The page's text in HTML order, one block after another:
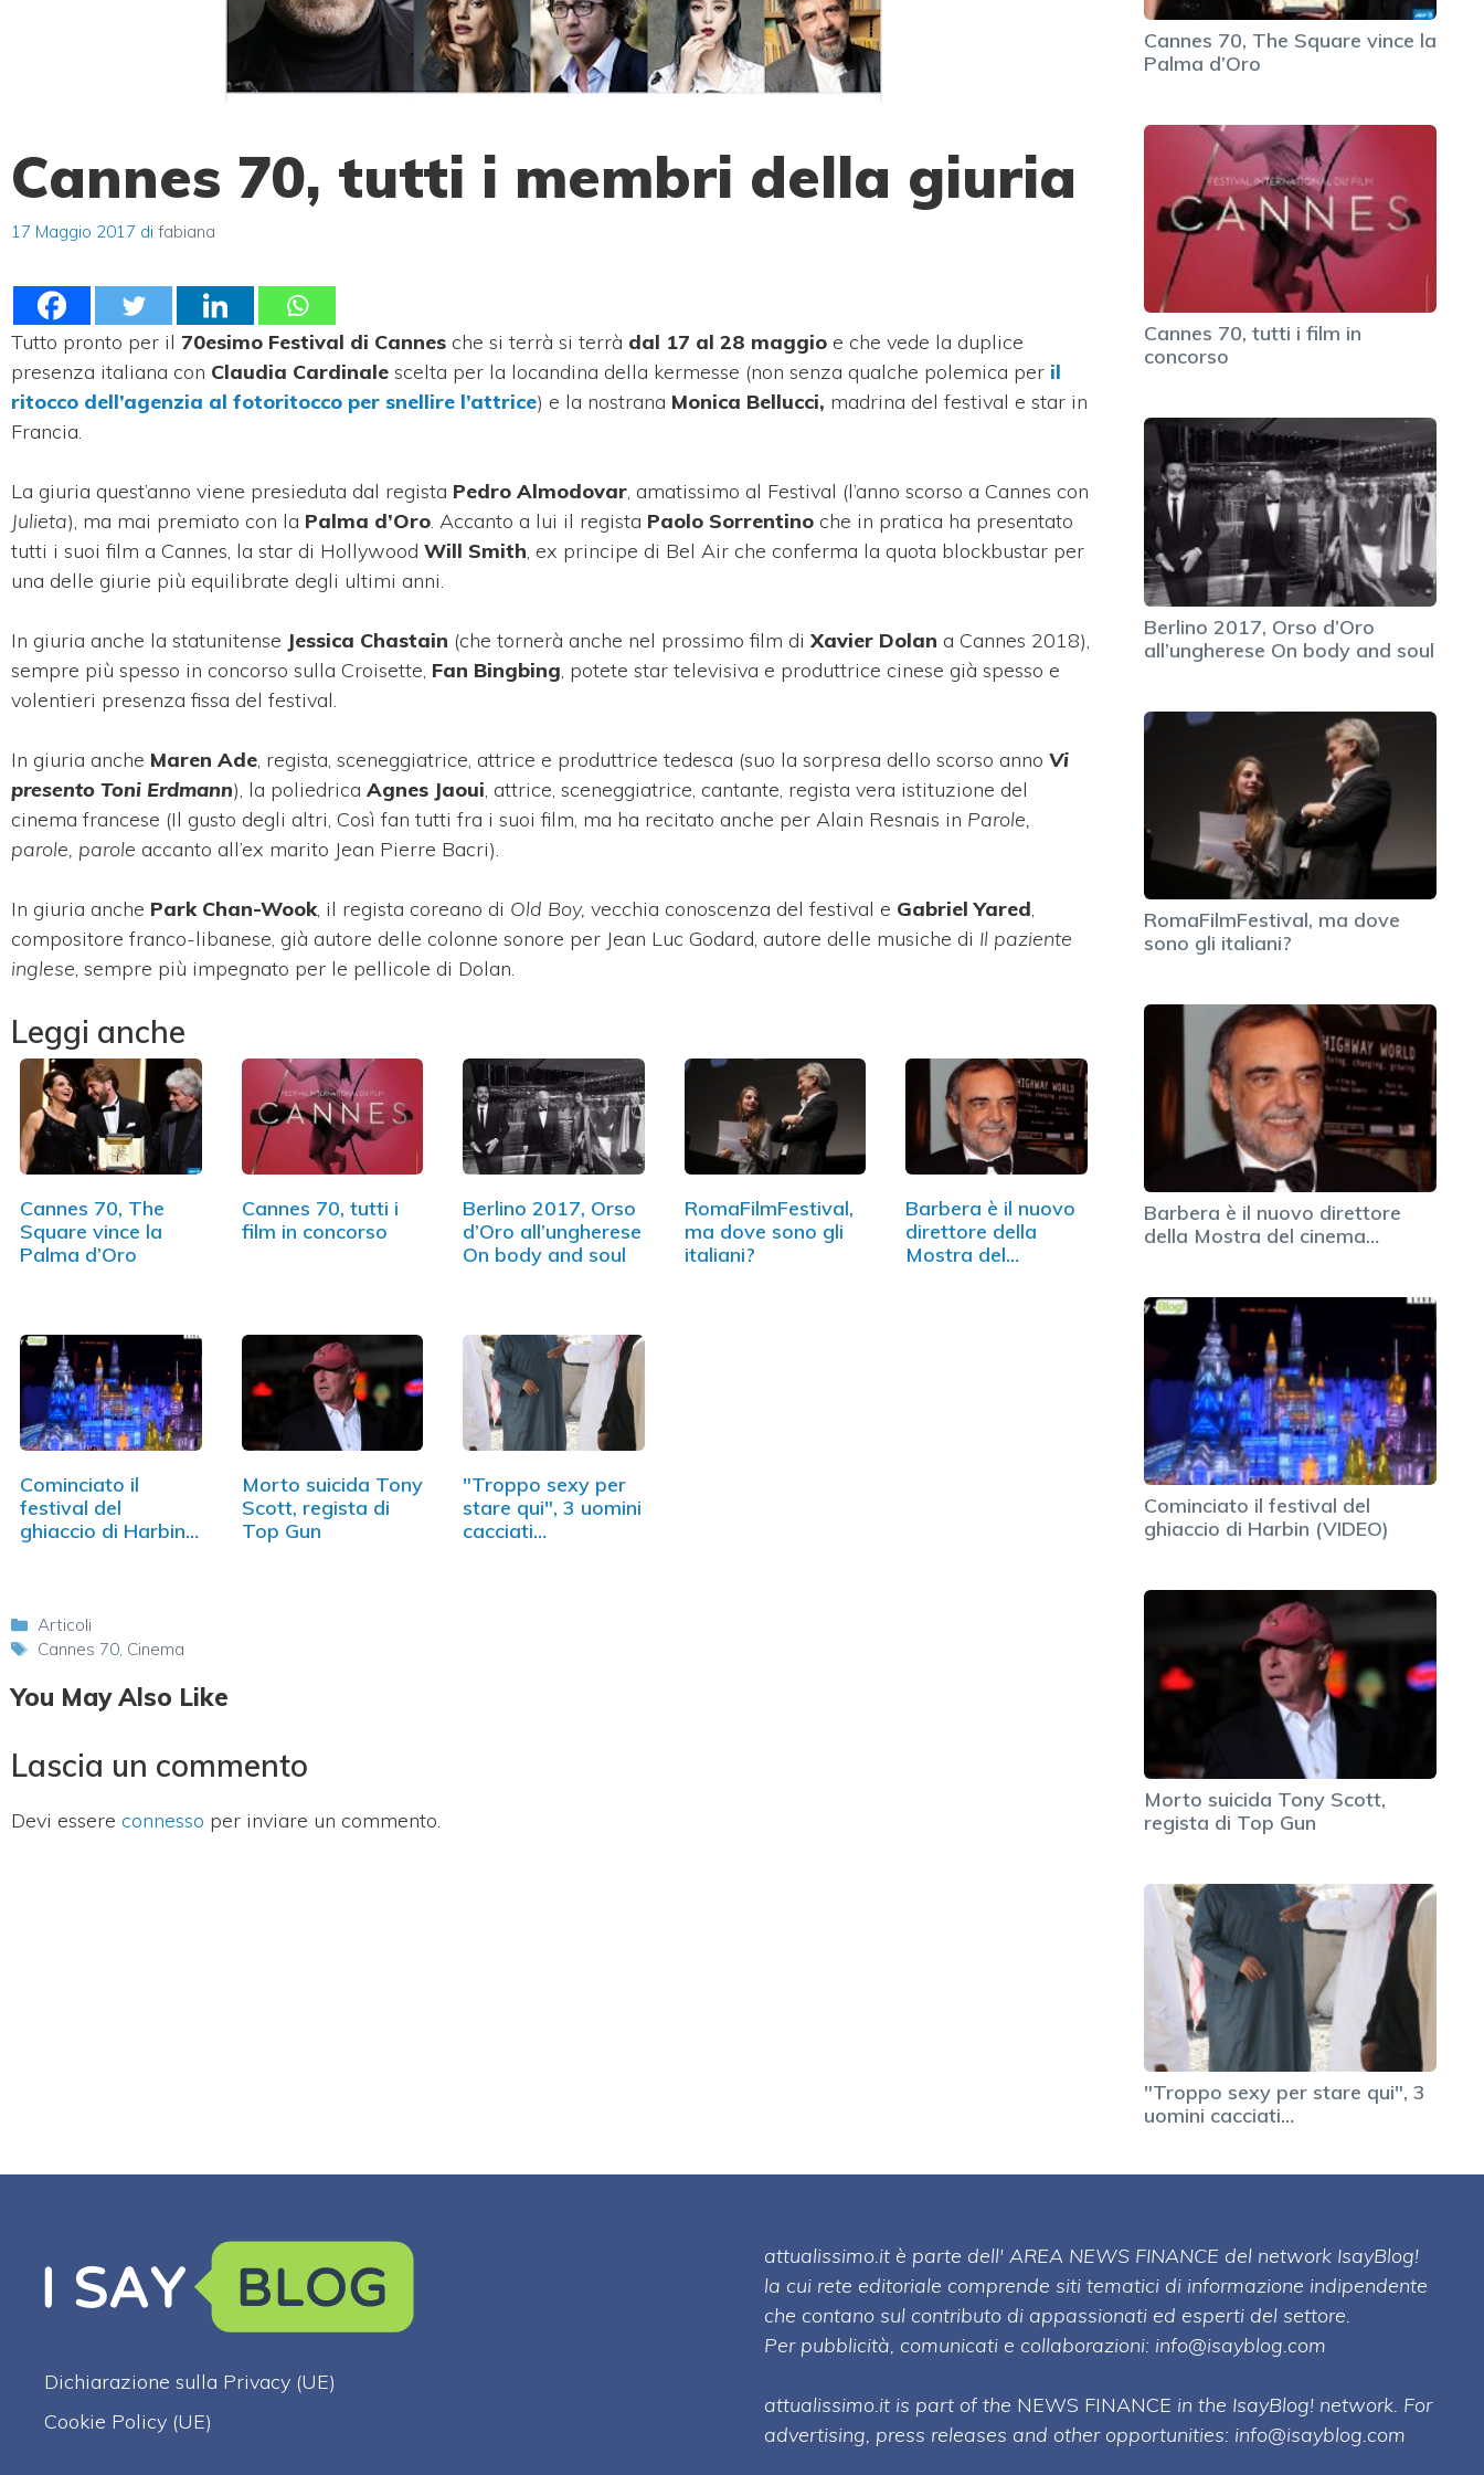
Cannes 70, tutti i membri della giuria
17 Maggio 2017 di fabiana
Tutto pronto per il 70esimo Festival di Cannes che si terrà si terrà dal 17 al 28 maggio e che vede la duplice
presenza italiana con Claudia Cardinale scelta per la locandina della kermesse (non senza qualche polemica per il
ritocco dell’agenzia al fotoritocco per snellire l’attrice) e la nostrana Monica Bellucci, madrina del festival e star in
Francia.
La giuria quest’anno viene presieduta dal regista Pedro Almodovar , amatissimo al Festival (l’anno scorso a Cannes con
Julieta), ma mai premiato con la Palma d’Oro Accanto a lui il regista Paolo Sorrentino che in pratica ha presentato
tutti i suoi film a Cannes, la star di Hollywood Will Smith , ex principe di Bel Air che conferma la quota blockbustar per
una delle giurie più equilibrate degli ultimi anni.
In giuria anche la statunitense Jessica Chastain (che tornerà anche nel prossimo film di Xavier Dolan a Cannes 2018),
sempre più spesso in concorso sulla Croisette, Fan Bingbing , potete star televisiva e produttrice cinese già spesso e
volentieri presenza fissa del festival.
In giuria anche Maren Ade , regista, sceneggiatrice, attrice e produttrice tedesca (suo la sorpresa dello scorso anno Vi
presento Toni Erdmann), la poliedrica Agnes Jaoui , attrice, sceneggiatrice, cantante, regista vera istituzione del
cinema francese (Il gusto degli altri, Così fan tutti fra i suoi film, ma ha recitato anche per Alain Resnais in Parole,
parole, parole accanto all’ex marito Jean Pierre Bacri).
In giuria anche Park Chan-Wook , il regista coreano di Old Boy, vecchia conoscenza del festival e Gabriel Yared
compositore franco-libanese, già autore delle colonne sonore per Jean Luc Godard, autore delle musiche di Il paziente
inglese , sempre più impegnato per le pellicole di Dolan.
Leggi anche
Cannes 70, The
Square vince la
Palma d’Oro
Cannes 70, tutti i
film in concorso
Berlino 2017, Orso
d’Oro all’ungherese
On body and soul
RomaFilmFestival,
ma dove sono gli
italiani?
Barbera è il nuovo
direttore della
Mostra del
Cominciato il
festival del
ghiaccio di Harbin
Morto suicida Tony
Scott, regista di
Top Gun
"Troppo sexy per
stare qui", 3 uomini
cacciati…
Categorie
Articoli
Tag
Cannes 70, Cinema
You May Also Like
Lascia un commento
Devi essere connesso per inviare un commento.
Cannes 70, The Square vince la
Palma d’Oro
Cannes 70, tutti i film in
concorso
Berlino 2017, Orso d’Oro
all’ungherese On body and soul
RomaFilmFestival, ma dove
sono gli italiani?
Barbera è il nuovo direttore
della Mostra del cinema…
Cominciato il festival del
ghiaccio di Harbin (VIDEO)
Morto suicida Tony Scott,
regista di Top Gun
"Troppo sexy per stare qui", 3
uomini cacciati…
Dichiarazione sulla Privacy (UE)
Cookie Policy (UE)
attualissimo.it è parte dell' AREA NEWS FINANCE del network IsayBlog!
la cui rete editoriale comprende siti tematici di informazione indipendente
che contano sul contributo di appassionati ed esperti del settore.
Per pubblicità, comunicati e collaborazioni: info@isayblog.com
attualissimo.it is part of the NEWS FINANCE in the IsayBlog! network. For
advertising, press releases and other opportunities: info@isayblog.com